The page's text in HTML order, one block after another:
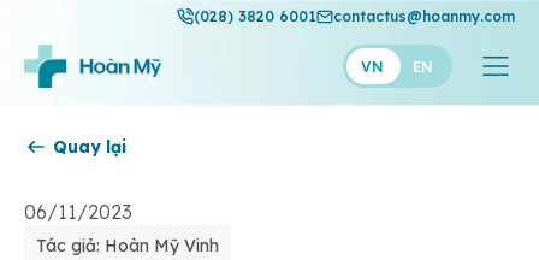
(028) 3820 6001 contactus@hoanmy.com
VN EN
Quay lại
06/11/2023
Tác giả: Hoàn Mỹ Vinh